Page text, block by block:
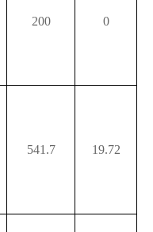
200 0
541.7 19.72